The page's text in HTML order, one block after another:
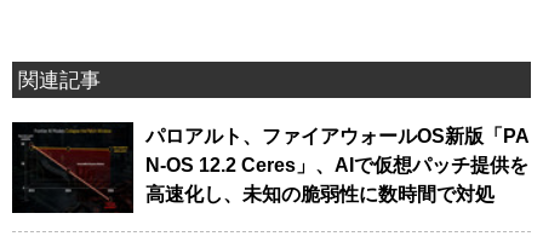
関連記事
パロアルト、ファイアウォールOS新版「PA
N-OS 12.2 Ceres」、AIで仮想パッチ提供を
高速化し、未知の脆弱性に数時間で対処